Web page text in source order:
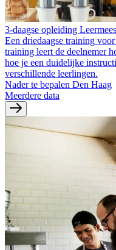
3-daagse opleiding
Een driedaagse training
training leert de deelnemer
hoe je een duidelijke
verschillende leerlingen.
Nader te bepalen Den Haag
Meerdere data